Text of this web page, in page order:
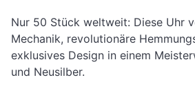
Nur 50 Stück weltweit: Diese Uhr
Mechanik, revolutionäre
exklusives Design in einem
und Neusilber.